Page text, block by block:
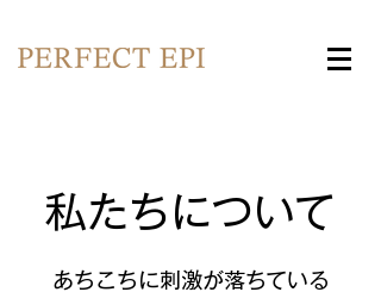
私たちについて
あちこちに刺激が落ちている